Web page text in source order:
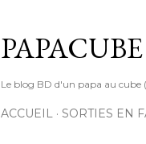
PAPACUBE
Le blog BD d'un papa au cube
ACCUEIL SORTIES EN